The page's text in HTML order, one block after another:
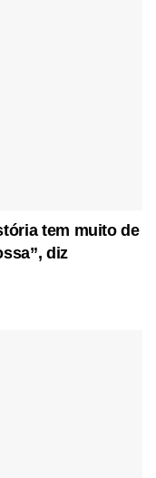
tem muito de
diz